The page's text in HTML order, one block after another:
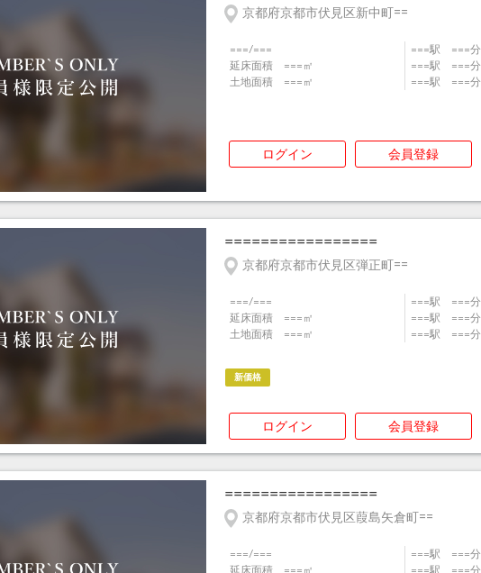
京都府京都市伏見区新中町==
===/===
延床面積 ===㎡
土地面積 ===㎡
===駅 ===分
===駅 ===分
===駅 ===分
ログイン 会員登録
=================
京都府京都市伏見区弾正町==
===/===
延床面積 ===㎡
土地面積 ===㎡
===駅 ===分
===駅 ===分
===駅 ===分
新価格
ログイン 会員登録
=================
京都府京都市伏見区葭島矢倉町==
===/===
延床面積 ===㎡
===駅 ===分
===駅 ===分